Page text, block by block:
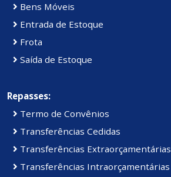
Bens Móveis
Entrada de Estoque
Frota
Saída de Estoque
Repasses:
Termo de Convênios
Transferências Cedidas
Transferências Extraorçamentárias
Transferências Intraorçamentárias